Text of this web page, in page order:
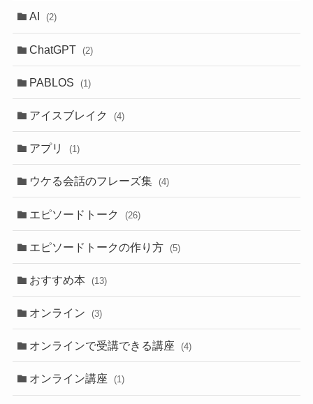
AI (2)
ChatGPT (2)
PABLOS (1)
アイスブレイク (4)
アプリ (1)
ウケる会話のフレーズ集 (4)
エピソードトーク (26)
エピソードトークの作り方 (5)
おすすめ本 (13)
オンライン (3)
オンラインで受講できる講座 (4)
オンライン講座 (1)